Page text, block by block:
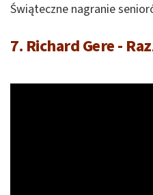
Świąteczne nagranie
7. Richard Gere -